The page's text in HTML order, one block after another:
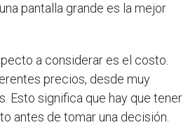
pantalla grande es la mejor
a considerar es el costo.
precios, desde muy
Esto significa que hay que tener
antes de tomar una decisión.